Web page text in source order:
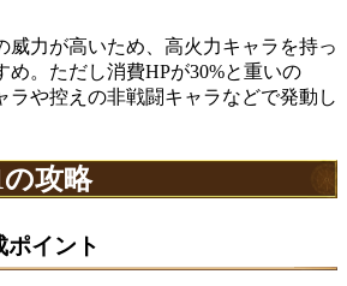
威力が高いため、高火力キャラを持っ
め。ただし消費HPが30%と重いの
ラや控えの非戦闘キャラなどで発動し
攻略
ポイント